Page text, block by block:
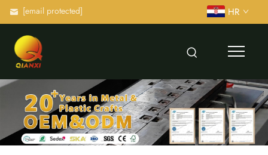
[email protected] HR